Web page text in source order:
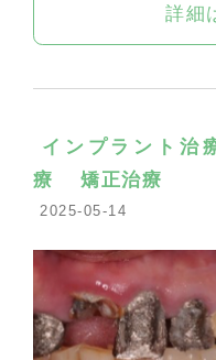
詳細
インプラント治
療
矯正治療
2025-05-14